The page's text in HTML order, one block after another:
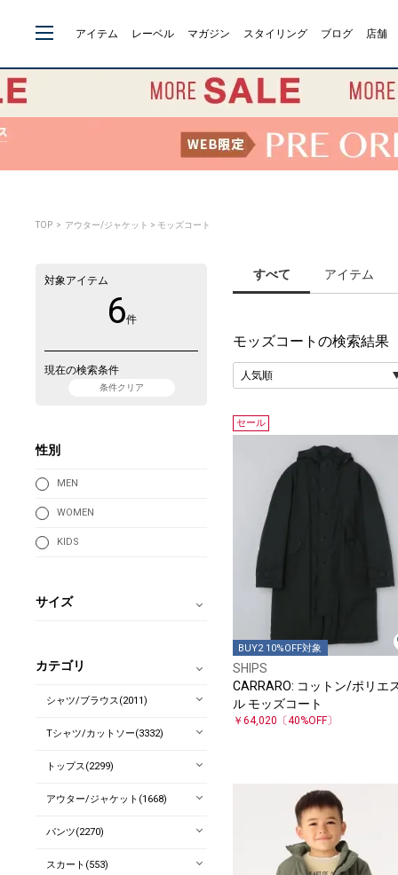
アイテム レーベル マガジン スタイリング ブログ 店舗
TOP > アウター/ジャケット > モッズコート
すべて アイテム
モッズコート の検索結果
セール
BUY2 10%OFF対象
SHIPS
CARRARO: コットン/ポリエ
ル モッズコート
￥64,020 〔40%OFF〕
対象アイテム
6件
現在の検索条件
条件クリア
性別
MEN
WOMEN
KIDS
サイズ
カテゴリ
シャツ/ブラウス(2011)
Tシャツ/カットソー(3332)
トップス(2299)
アウター/ジャケット(1668)
パンツ(2270)
スカート(553)